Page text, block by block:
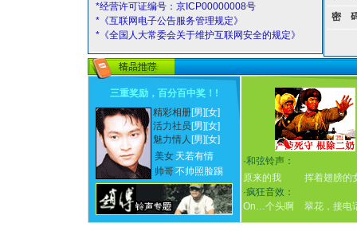
*经营许可证编号：京ICP00000008号
*《互联网电子公告服务管理规定》
*《全国人大常委会关于维护互联网安全的规定》
密
三重奖励，百分百中奖！ !
精彩相册[男] [女]
活力社员 [男] [女]
魅力情人 [男] [女]
美女 天若有情
帅哥不帅照脸踢
·和弦铃声：
原来的我
挥着翅膀的
·疯狂音效：
On…个头啊
翠花，接